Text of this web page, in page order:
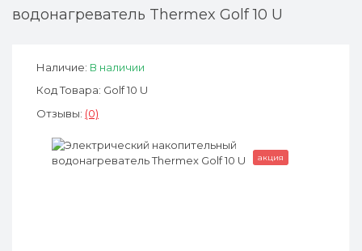
водонагреватель Thermex Golf 10 U
Наличие: В наличии
Код Товара: Golf 10 U
Отзывы: (0)
акция